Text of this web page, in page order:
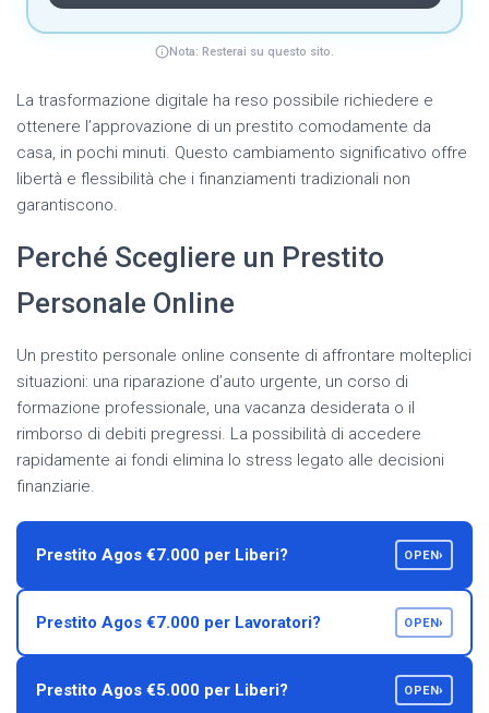
Nota: Resterai su questo sito.
La trasformazione digitale ha reso possibile richiedere e
ottenere l’approvazione di un prestito comodamente da
casa, in pochi minuti. Questo cambiamento significativo offre
libertà e flessibilità che i finanziamenti tradizionali non
garantiscono.
Perché Scegliere un Prestito
Personale Online
Un prestito personale online consente di affrontare molteplici
situazioni: una riparazione d’auto urgente, un corso di
formazione professionale, una vacanza desiderata o il
rimborso di debiti pregressi. La possibilità di accedere
rapidamente ai fondi elimina lo stress legato alle decisioni
finanziarie.
Prestito Agos €7.000 per Liberi? OPEN›
Prestito Agos €7.000 per Lavoratori? OPEN›
Prestito Agos €5.000 per Liberi? OPEN›